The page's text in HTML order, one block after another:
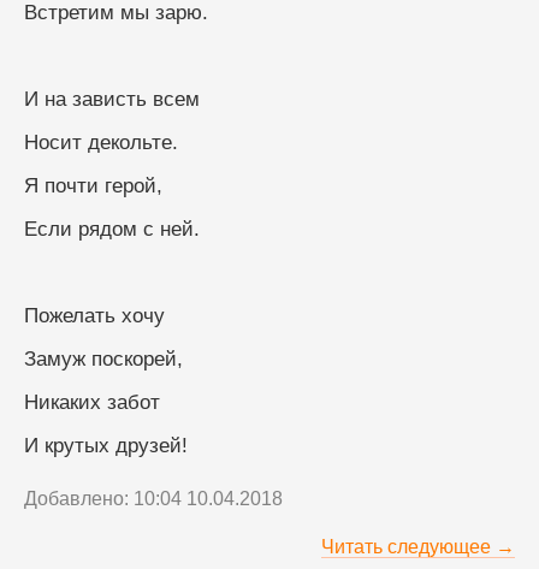
Встретим мы зарю.
И на зависть всем
Носит декольте.
Я почти герой,
Если рядом с ней.
Пожелать хочу
Замуж поскорей,
Никаких забот
И крутых друзей!
Добавлено: 10:04 10.04.2018
Читать следующее →